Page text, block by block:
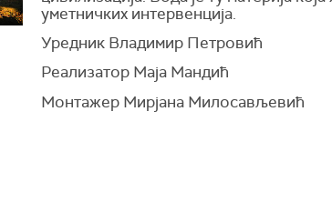
уметничких интервенција.
Уредник Владимир Петровић
Реализатор Маја Мандић
Монтажер Мирјана Милосављевић